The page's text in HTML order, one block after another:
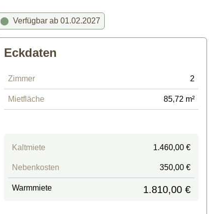
⬤ Verfügbar ab 01.02.2027
Eckdaten
Zimmer 2
Mietfläche 85,72 m²
Kaltmiete 1.460,00 €
Nebenkosten 350,00 €
Warmmiete 1.810,00 €